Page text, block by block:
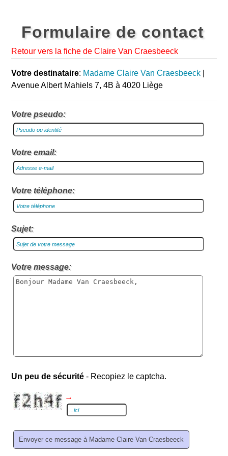
Formulaire de contact
Retour vers la fiche de Claire Van Craesbeeck
Votre destinataire: Madame Claire Van Craesbeeck
Avenue Albert Mahiels 7, 4B à 4020 Liège
Votre pseudo:
Votre email:
Votre téléphone:
Sujet:
Votre message:
Un peu de sécurité - Recopiez le captcha.
→